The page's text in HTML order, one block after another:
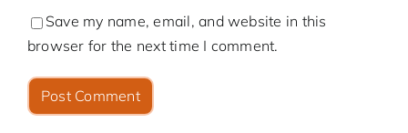
Save my name, email, and website in this
browser for the next time I comment.